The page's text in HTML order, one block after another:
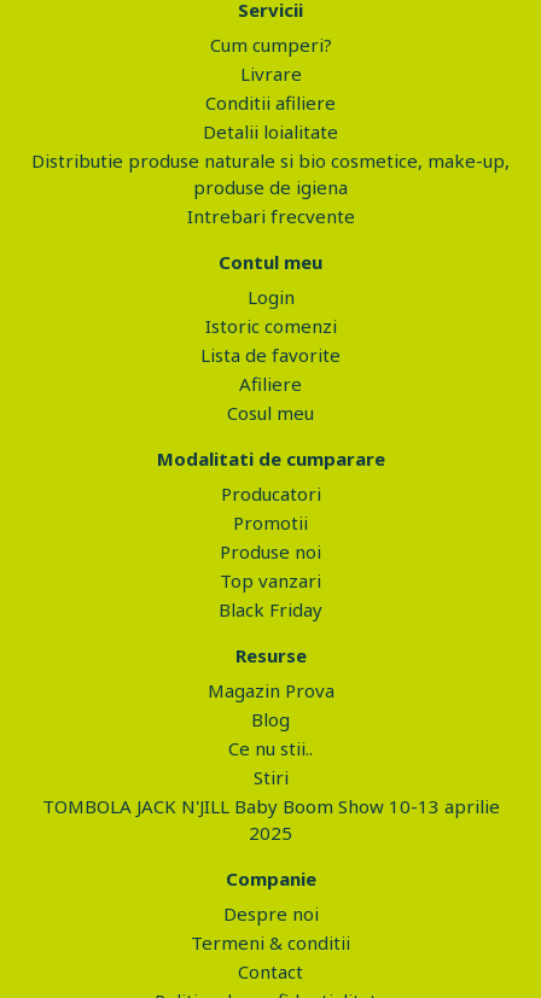
Servicii
Cum cumperi?
Livrare
Conditii afiliere
Detalii loialitate
Distributie produse naturale si bio cosmetice, make-up,
produse de igiena
Intrebari frecvente
Contul meu
Login
Istoric comenzi
Lista de favorite
Afiliere
Cosul meu
Modalitati de cumparare
Producatori
Promotii
Produse noi
Top vanzari
Black Friday
Resurse
Magazin Prova
Blog
Ce nu stii..
Stiri
TOMBOLA JACK N'JILL Baby Boom Show 10-13 aprilie
2025
Companie
Despre noi
Termeni & conditii
Contact